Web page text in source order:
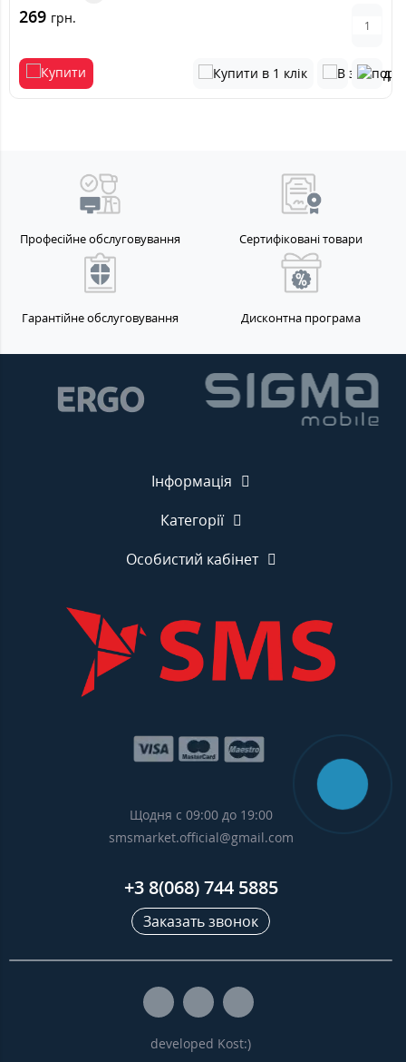
269 грн.
Професійне обслуговування Сертифіковані товари
Гарантійне обслуговування Дисконтна програма
Інформація
Категорії
Особистий кабінет
Щодня с 09:00 до 19:00
smsmarket.official@gmail.com
+3 8(068) 744 5885
Заказать звонок
developed Kost:)